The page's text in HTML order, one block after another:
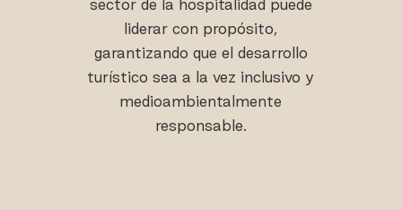
sector de la hospitalidad puede
liderar con propósito,
garantizando que el desarrollo
turístico sea a la vez inclusivo y
medioambientalmente
responsable.